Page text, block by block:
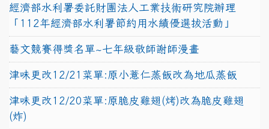
經濟部水利署委託財團法人工業技術研究院辦理
「112年經濟部水利署節約用水績優選拔活動」
藝文競賽得獎名單~七年級敬師謝師漫畫
津味更改12/21菜單:原小薏仁蒸飯改為地瓜蒸飯
津味更改12/20菜單:原脆皮雞翅(烤)改為脆皮雞翅
(炸)